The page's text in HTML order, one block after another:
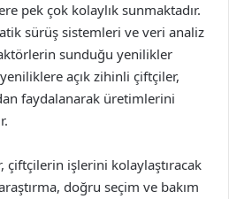
pek çok kolaylık sunmaktadır.
sürüş sistemleri ve veri analiz
sunduğu yenilikler
yeniliklere açık zihinli çiftçiler,
faydalanarak üretimlerini
çiftçilerin işlerini kolaylaştıracak
doğru seçim ve bakım